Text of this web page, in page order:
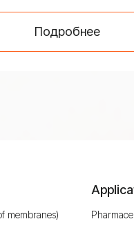
Подробнее
membranes)